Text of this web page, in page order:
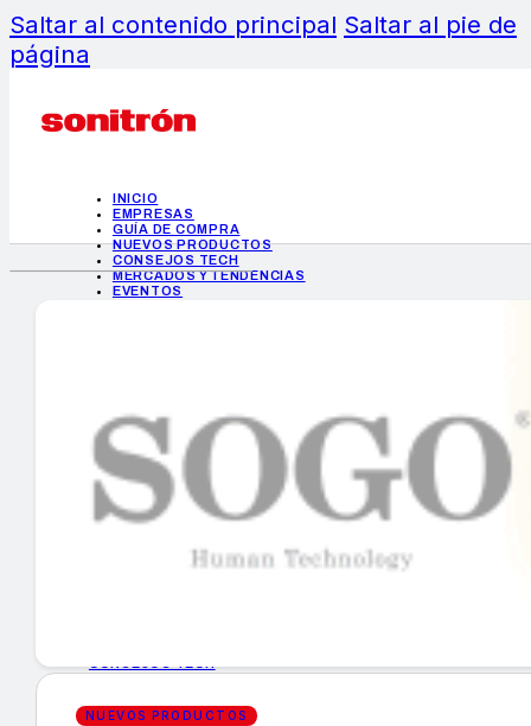
Saltar al contenido principal Saltar al pie de
página
INICIO
EMPRESAS
GUÍA DE COMPRA
NUEVOS PRODUCTOS
CONSEJOS TECH
MERCADOS Y TENDENCIAS
EVENTOS
INICIO
EMPRESAS
GUÍA DE COMPRA
MERCADOS Y TENDENCIAS
NUEVOS PRODUCTOS